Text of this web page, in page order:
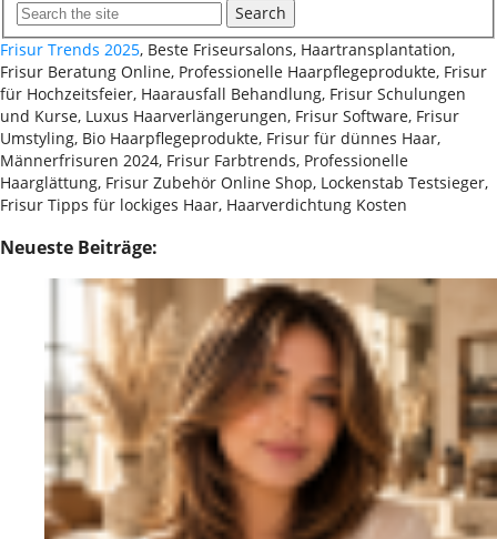
Search
Frisur Trends 2025, Beste Friseursalons, Haartransplantation,
Frisur Beratung Online, Professionelle Haarpflegeprodukte, Frisur
für Hochzeitsfeier, Haarausfall Behandlung, Frisur Schulungen
und Kurse, Luxus Haarverlängerungen, Frisur Software, Frisur
Umstyling, Bio Haarpflegeprodukte, Frisur für dünnes Haar,
Männerfrisuren 2024, Frisur Farbtrends, Professionelle
Haarglättung, Frisur Zubehör Online Shop, Lockenstab Testsieger,
Frisur Tipps für lockiges Haar, Haarverdichtung Kosten
Neueste Beiträge: